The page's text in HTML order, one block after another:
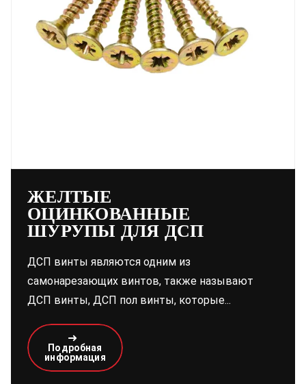
ЖЕЛТЫЕ
ОЦИНКОВАННЫЕ
ШУРУПЫ ДЛЯ ДСП
ДСП винты являются одним из
самонарезающих винтов, также называют
ДСП винты, ДСП пол винты, которые...
Подробная
информация